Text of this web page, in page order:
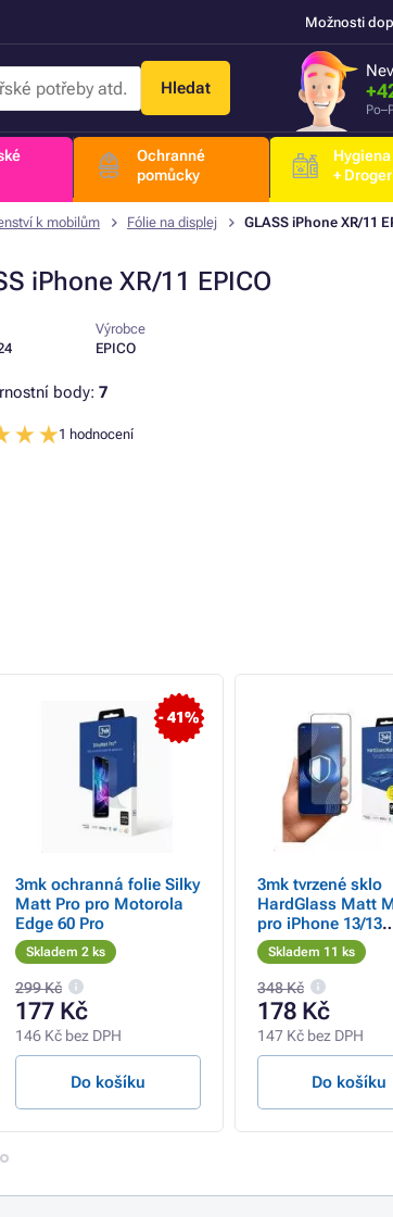
Možnosti
Hledat
Ochranné
pomůcky
Hygiena
+
k mobilům Fólie na displej GLASS iPhone XR/11
iPhone XR/11 EPICO
Výrobce
EPICO
body: 7
1 hodnocení
- 41%
3mk ochranná folie Silky
Matt Pro pro Motorola
Edge 60 Pro
Skladem 2 ks
299 Kč
177 Kč
146 Kč bez DPH
Do košíku
3mk tvrzené sklo
HardGlass Matt
pro iPhone 13/13
Pro/14/16E/17E
Skladem 11 ks
348 Kč
178 Kč
147 Kč bez DPH
Do košíku